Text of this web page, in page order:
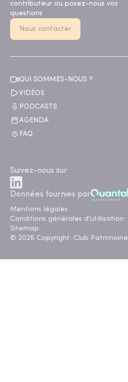
contributeur ou posez-nous vos
questions
Nous contacter
QUI SOMMES-NOUS ?
VIDÉOS
PODCASTS
AGENDA
FAQ
Suivez-nous sur
Données fournies par
Mentions légales
Conditions générales d'utillisation
Sitemap
© 2026 Copyright. Club Patrimoine